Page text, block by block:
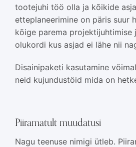
tootejuhi töö olla ja kõikide
etteplaneerimine on päris suur
kõige parema projektijuhtimise
olukordi kus asjad ei lähe nii
Disainipaketi kasutamine
neid kujundustöid mida on
Piiramatult muudatusi
Nagu teenuse nimigi ütleb.